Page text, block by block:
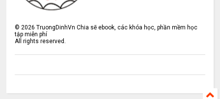
©2026 TruongDinhVn Chia sẽ ebook, các khóa học, phần mềm học
tập miễn phí
All rights reserved.